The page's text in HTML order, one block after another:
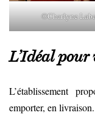
©Charlyne
L’Idéal pour
L’établissement
emporter, en livraison.